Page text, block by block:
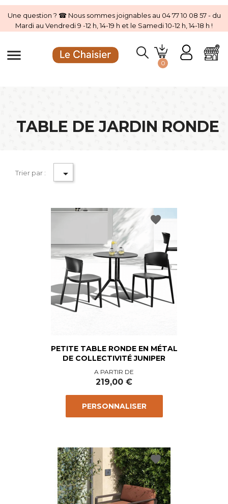
Une question ? ☎ Nous sommes joignables au 04 77 10 08 57 - du
Mardi au Vendredi 9 -12 h, 14-19 h et le Samedi 10-12 h, 14-18 h !
menu 0
TABLE DE JARDIN RONDE
Trier par : 
PETITE TABLE RONDE EN MÉTAL
DE COLLECTIVITÉ JUNIPER
Prix
A PARTIR DE
219,00 €
PERSONNALISER
favorite
favorite